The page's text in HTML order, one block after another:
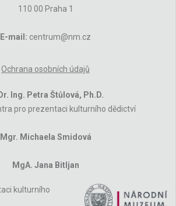
110 00 Praha 1
E-mail: centrum@nm.cz
Ochrana osobních údajů
Ing. Petra Štůlová, Ph.D.
pro prezentaci kulturního dědictví
Mgr. Michaela Smidová
MgA. Jana Bitljan
kulturního